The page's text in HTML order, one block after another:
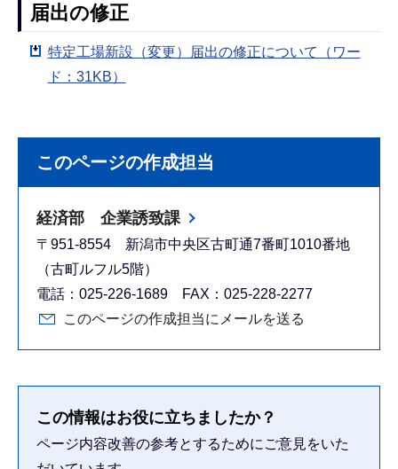
届出の修正
特定工場新設（変更）届出の修正について（ワー
ド：31KB）
このページの作成担当
経済部 企業誘致課
〒951-8554 新潟市中央区古町通7番町1010番地
（古町ルフル5階）
電話：025-226-1689 FAX：025-228-2277
このページの作成担当にメールを送る
この情報はお役に立ちましたか？
ページ内容改善の参考とするためにご意見をいた